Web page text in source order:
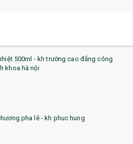
500ml - kh trường cao đẳng công
khoa hà nội
pha lê - kh phuc hung